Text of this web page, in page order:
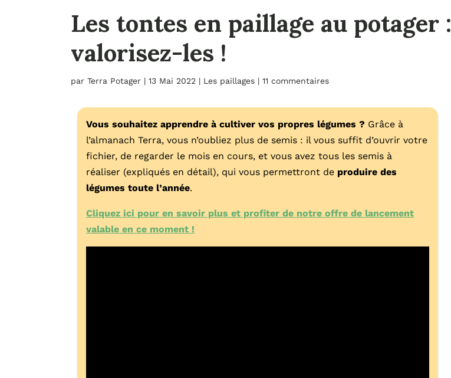
Les tontes en paillage au potager :
valorisez-les !
par Terra Potager | 13 Mai 2022 | Les paillages | 11 commentaires
Vous souhaitez apprendre à cultiver vos propres légumes ? Grâce à
l’almanach Terra, vous n’oubliez plus de semis : il vous suffit d’ouvrir votre
fichier, de regarder le mois en cours, et vous avez tous les semis à
réaliser (expliqués en détail), qui vous permettront de produire des
légumes toute l’année.
Cliquez ici pour en savoir plus et profiter de notre offre de lancement
valable en ce moment !